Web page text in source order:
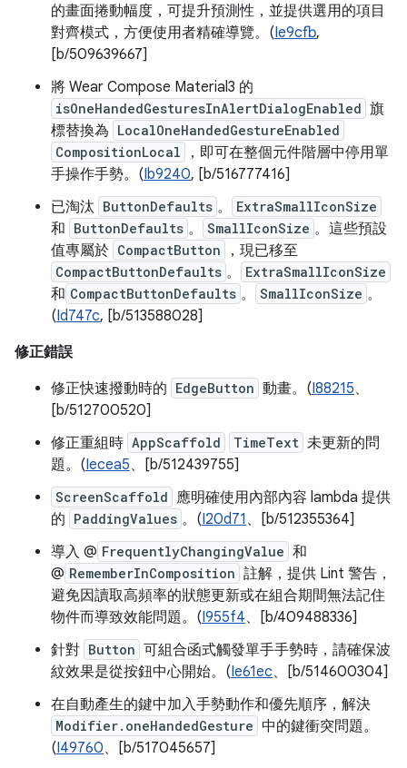
的畫面捲動幅度，可提升預測性，並提供選用的項目
對齊模式，方便使用者精確導覽。(Ie9cfb,
[b/509639667]
將 Wear Compose Material3 的
isOneHandedGesturesInAlertDialogEnabled 旗
標替換為 LocalOneHandedGestureEnabled
CompositionLocal
，即可在整個元件階層中停用單
手操作手勢。(Ib9240, [b/516777416]
已淘汰 ButtonDefaults 。 ExtraSmallIconSize
和 ButtonDefaults 。 SmallIconSize 。這些預設
值專屬於 CompactButton ，現已移至
CompactButtonDefaults 。 ExtraSmallIconSize
和 CompactButtonDefaults 。 SmallIconSize 。
(Id747c, [b/513588028]
修正錯誤
修正快速撥動時的 EdgeButton 動畫。(I88215、
[b/512700520]
修正重組時 AppScaffold TimeText 未更新的問
題。(Iecea5、[b/512439755]
ScreenScaffold 應明確使用內部內容 lambda 提供
的 PaddingValues 。(I20d71 、[b/512355364]
導入 @ FrequentlyChangingValue 和
@ RememberInComposition 註解，提供 Lint 警告，
避免因讀取高頻率的狀態更新或在組合期間無法記住
物件而導致效能問題。(I955f4、[b/409488336]
針對 Button 可組合函式觸發單手手勢時，請確保波
紋效果是從按鈕中心開始。(Ie61ec、[b/514600304]
在自動產生的鍵中加入手勢動作和優先順序，解決
Modifier.oneHandedGesture 中的鍵衝突問題。
(I49760、[b/517045657]